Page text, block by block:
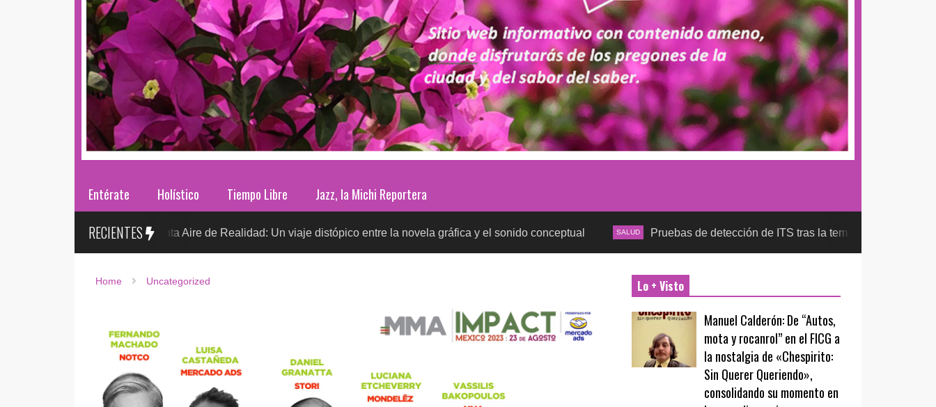
Entérate Holístico Tiempo Libre Jazz, la Michi Reportera
RECIENTES
Sr. González presenta Aire de Realidad: Un viaje distópico entre la novela gráfica y el sonido conceptual SALUD Pruebas de detección de ITS tras la temporada futbolera, aseguran
Home Uncategorized Lo + Visto
Manuel Calderón: De “Autos,
mota y rocanrol” en el FICG a
la nostalgia de «Chespirito:
Sin Querer Queriendo»,
consolidando su momento en